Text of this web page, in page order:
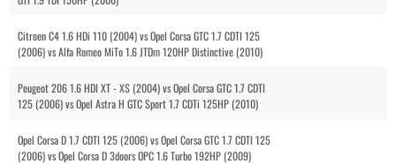
Citroen C4 1.6 HDi 110 (2004) vs Opel Corsa GTC 1.7 CDTI 125
(2006) vs Alfa Romeo MiTo 1.6 JTDm 120HP Distinctive (2010)
Peugeot 206 1.6 HDI XT - XS (2004) vs Opel Corsa GTC 1.7 CDTI
125 (2006) vs Opel Astra H GTC Sport 1.7 CDTi 125HP (2010)
Opel Corsa D 1.7 CDTI 125 (2006) vs Opel Corsa GTC 1.7 CDTI 125
(2006) vs Opel Corsa D 3doors OPC 1.6 Turbo 192HP (2009)